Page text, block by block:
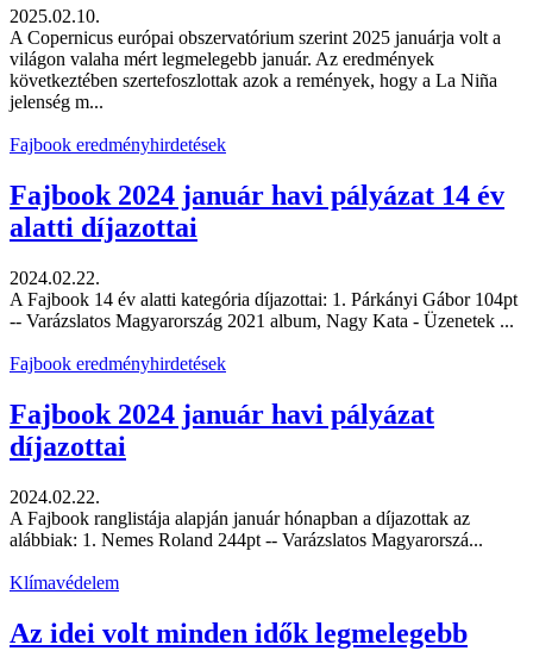
2025.02.10.
A Copernicus európai obszervatórium szerint 2025 januárja volt a
világon valaha mért legmelegebb január. Az eredmények
következtében szertefoszlottak azok a remények, hogy a La Niña
jelenség m...
Fajbook eredményhirdetések
Fajbook 2024 január havi pályázat 14 év
alatti díjazottai
2024.02.22.
A Fajbook 14 év alatti kategória díjazottai: 1. Párkányi Gábor 104pt
-- Varázslatos Magyarország 2021 album, Nagy Kata - Üzenetek ...
Fajbook eredményhirdetések
Fajbook 2024 január havi pályázat
díjazottai
2024.02.22.
A Fajbook ranglistája alapján január hónapban a díjazottak az
alábbiak: 1. Nemes Roland 244pt -- Varázslatos Magyarorszá...
Klímavédelem
Az idei volt minden idők legmelegebb